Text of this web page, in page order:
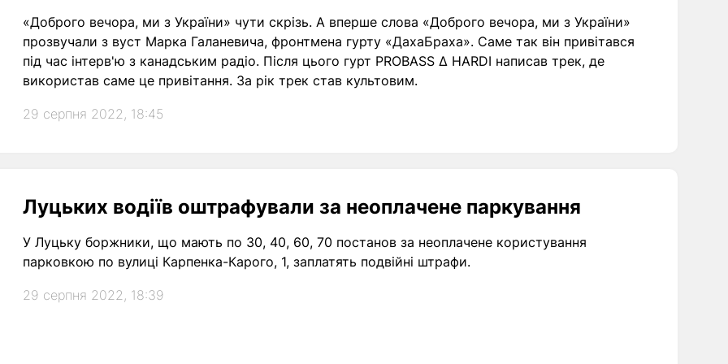
«Доброго вечора, ми з України» чути скрізь. А вперше слова «Доброго вечора, ми з України»
прозвучали з вуст Марка Галаневича, фронтмена гурту «ДахаБраха». Саме так він привітався
під час інтерв'ю з канадським радіо. Після цього гурт PROBASS ∆ HARDI написав трек, де
використав саме це привітання. За рік трек став культовим.
29 серпня 2022, 18:45
Луцьких водіїв оштрафували за неоплачене паркування
У Луцьку боржники, що мають по 30, 40, 60, 70 постанов за неоплачене користування
парковкою по вулиці Карпенка-Карого, 1, заплатять подвійні штрафи.
29 серпня 2022, 18:39